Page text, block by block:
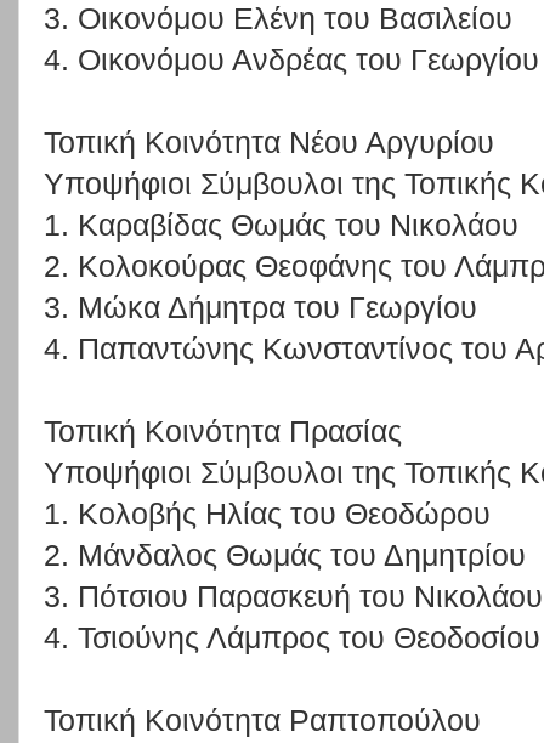
3. Οικονόμου Ελένη του Βασιλείου
4. Οικονόμου Ανδρέας του Γεωργίου
Τοπική Κοινότητα Νέου Αργυρίου
Υποψήφιοι Σύμβουλοι της Τοπικής
1. Καραβίδας Θωμάς του Νικολάου
2. Κολοκούρας Θεοφάνης του
3. Μώκα Δήμητρα του Γεωργίου
4. Παπαντώνης Κωνσταντίνος του
Τοπική Κοινότητα Πρασίας
Υποψήφιοι Σύμβουλοι της Τοπικής
1. Κολοβής Ηλίας του Θεοδώρου
2. Μάνδαλος Θωμάς του Δημητρίου
3. Πότσιου Παρασκευή του Νικολάου
4. Τσιούνης Λάμπρος του Θεοδοσίου
Τοπική Κοινότητα Ραπτοπούλου